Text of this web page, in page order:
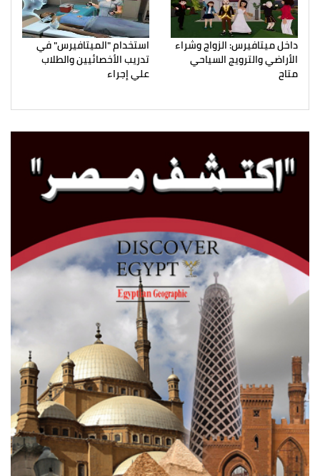
داخل ميتافيرس: الزواج وشراء
الأراضي والترويج السياحي
متاح
استخدام "الميتافيرس" في
تدريب الأخصائيين والطلاب
علي إجراء